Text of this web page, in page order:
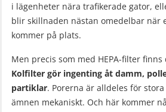
i lägenheter nära trafikerade gator,
blir skillnaden nästan omedelbar när
kommer på plats.
Men precis som med HEPA-filter
Kolfilter gör ingenting åt damm,
partiklar. Porerna är alldeles för
ämnen mekaniskt. Och här kommer